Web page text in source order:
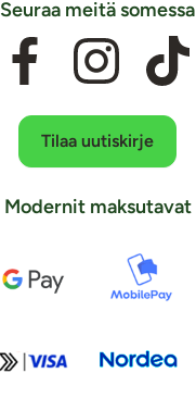
Seuraa meitä somessa
Tilaa uutiskirje
Modernit maksutavat